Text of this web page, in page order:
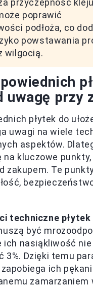
przyczepność
poprawić
podłoża, co
powstawania
wilgocią.
uwagę przy
płytek do
uwagi na wiele
aspektów.
na kluczowe
zakupem. Te
techniczne płytek
być
ich nasiąkliwość
3%. Dzięki temu
ich
zamarzaniem